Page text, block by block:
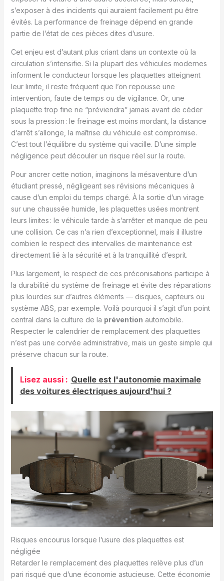
s’exposer à des incidents qui auraient facilement pu être
évités. La performance de freinage dépend en grande
partie de l’état de ces pièces dites d’usure.
Cet enjeu est d’autant plus criant dans un contexte où la
circulation s’intensifie. Si la plupart des véhicules modernes
informent le conducteur lorsque les plaquettes atteignent
leur limite, il reste fréquent que l’on repousse une
intervention, faute de temps ou de vigilance. Or, une
plaquette trop fine ne “préviendra” jamais avant de céder
sous la pression : le freinage est moins mordant, la distance
d’arrêt s’allonge, la maîtrise du véhicule est compromise.
C’est tout l’équilibre du système qui vacille. D’une simple
négligence peut découler un risque réel sur la route.
Pour ancrer cette notion, imaginons la mésaventure d’un
étudiant pressé, négligeant ses révisions mécaniques à
cause d’un emploi du temps chargé. À la sortie d’un virage
sur une chaussée humide, les plaquettes usées montrent
leurs limites : le véhicule tarde à s’arrêter et manque de peu
une collision. Ce cas n’a rien d’exceptionnel, mais il illustre
combien le respect des intervalles de maintenance est
directement lié à la sécurité et à la tranquillité d’esprit.
Plus largement, le respect de ces préconisations participe à
la durabilité du système de freinage et évite des réparations
plus lourdes sur d’autres éléments — disques, capteurs ou
système ABS, par exemple. Voilà pourquoi il s’agit d’un point
central dans la culture de la prévention automobile.
Respecter le calendrier de remplacement des plaquettes
n’est pas une corvée administrative, mais un geste simple qui
préserve chacun sur la route.
Lisez aussi : Quelle est l'autonomie maximale
des voitures électriques aujourd'hui ?
Risques encourus lorsque l’usure des plaquettes est
négligée
Retarder le remplacement des plaquettes relève plus d’un
pari risqué que d’une économie astucieuse. Cette économie